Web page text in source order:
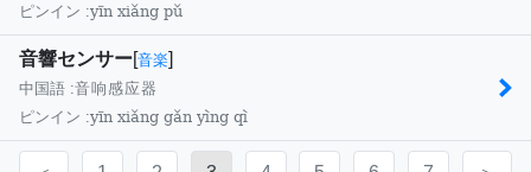
ピンイン :yīn xiǎng pǔ
音響センサー[音楽]
中国語 :音响感应器
ピンイン :yīn xiǎng gǎn yìng qì